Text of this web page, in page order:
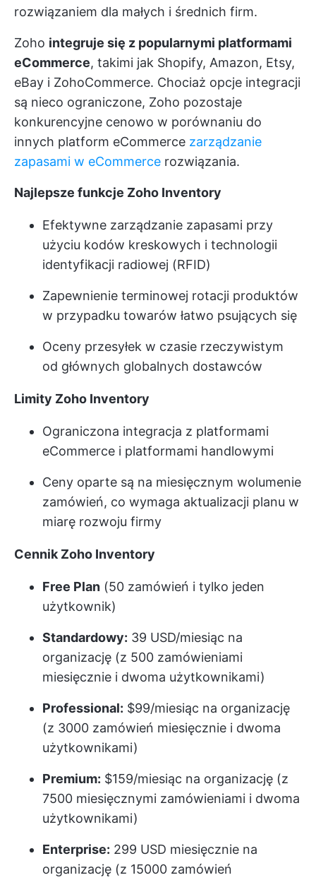
rozwiązaniem dla małych i średnich firm.
Zoho integruje się z popularnymi platformami
eCommerce, takimi jak Shopify, Amazon, Etsy,
eBay i ZohoCommerce. Chociaż opcje integracji
są nieco ograniczone, Zoho pozostaje
konkurencyjne cenowo w porównaniu do
innych platform eCommerce zarządzanie
zapasami w eCommerce rozwiązania.
Najlepsze funkcje Zoho Inventory
Efektywne zarządzanie zapasami przy
użyciu kodów kreskowych i technologii
identyfikacji radiowej (RFID)
Zapewnienie terminowej rotacji produktów
w przypadku towarów łatwo psujących się
Oceny przesyłek w czasie rzeczywistym
od głównych globalnych dostawców
Limity Zoho Inventory
Ograniczona integracja z platformami
eCommerce i platformami handlowymi
Ceny oparte są na miesięcznym wolumenie
zamówień, co wymaga aktualizacji planu w
miarę rozwoju firmy
Cennik Zoho Inventory
Free Plan (50 zamówień i tylko jeden
użytkownik)
Standardowy: 39 USD/miesiąc na
organizację (z 500 zamówieniami
miesięcznie i dwoma użytkownikami)
Professional: $99/miesiąc na organizację
(z 3000 zamówień miesięcznie i dwoma
użytkownikami)
Premium: $159/miesiąc na organizację (z
7500 miesięcznymi zamówieniami i dwoma
użytkownikami)
Enterprise: 299 USD miesięcznie na
organizację (z 15000 zamówień